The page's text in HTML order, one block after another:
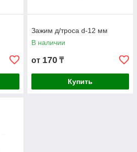
Зажим д/троса d-12 мм
В наличии
от 170 ₸
Купить